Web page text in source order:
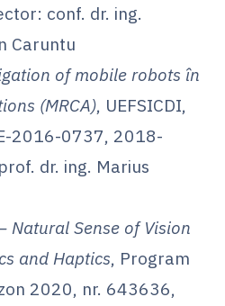
conf. dr. ing.
Caruntu
of mobile robots în
(MRCA), UEFSICDI,
2016-0737, 2018-
dr. ing. Marius
Natural Sense of Vision
and Haptics, Program
2020, nr. 643636,